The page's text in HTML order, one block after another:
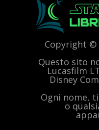
Copyright ©
Questo sito
Lucasfilm
Disney
Ogni nome,
o